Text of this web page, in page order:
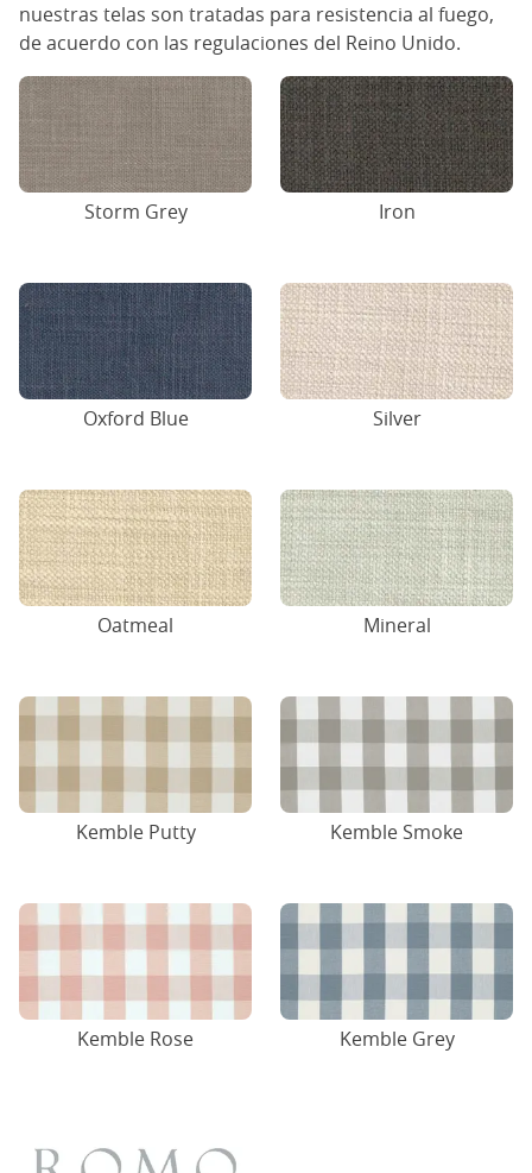
nuestras telas son tratadas para resistencia al fuego,
de acuerdo con las regulaciones del Reino Unido.
Storm Grey Iron
Oxford Blue Silver
Oatmeal Mineral
Kemble Putty Kemble Smoke
Kemble Rose Kemble Grey